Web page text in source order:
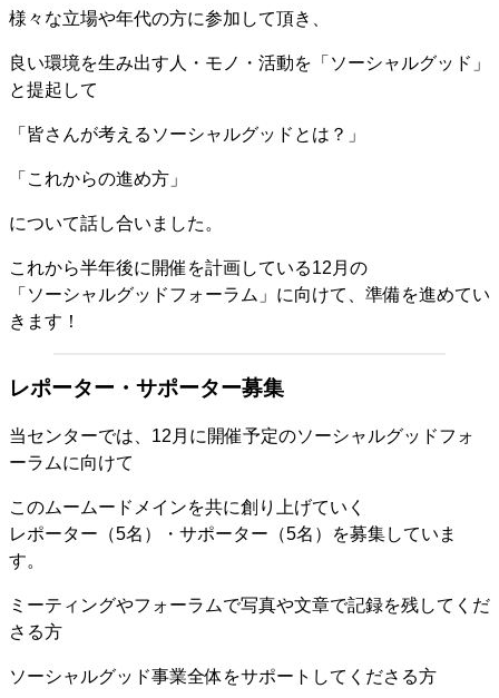
様々な立場や年代の方に参加して頂き、
良い環境を生み出す人・モノ・活動を「ソーシャルグッド」
と提起して
「皆さんが考えるソーシャルグッドとは？」
「これからの進め方」
について話し合いました。
これから半年後に開催を計画している12月の
「ソーシャルグッドフォーラム」に向けて、準備を進めてい
きます！
レポーター・サポーター募集
当センターでは、12月に開催予定のソーシャルグッドフォ
ーラムに向けて
このムームードメインを共に創り上げていく
レポーター（5名）・サポーター（5名）を募集していま
す。
ミーティングやフォーラムで写真や文章で記録を残してくだ
さる方
ソーシャルグッド事業全体をサポートしてくださる方